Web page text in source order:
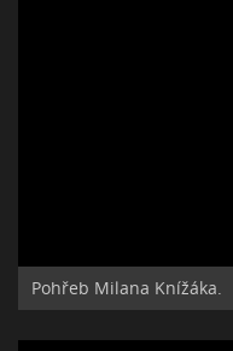
Pohřeb Milana Knížáka.